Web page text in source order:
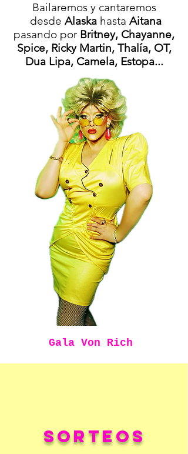
Bailaremos y cantaremos
desde Alaskahasta Aitana
pasando por Britney, Chayanne,
Spice, Ricky Martin, Thalía, OT,
Dua Lipa, Camela, Estopa...
Gala Von Rich
SORTEOS